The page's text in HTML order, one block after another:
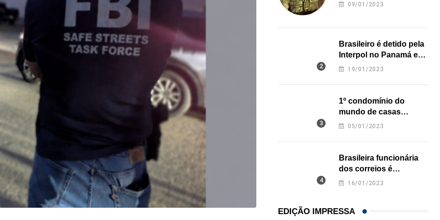
09/01/2023
Brasileiro é detido pela
Interpol no Panamá e
pode pegar prisão
19/01/2023
1º condomínio do
mundo de casas
impressas em 3D é
05/01/2023
Brasileira funcionária
dos correios é
assassinada a facadas
16/01/2023
EDIÇÃO IMPRESSA